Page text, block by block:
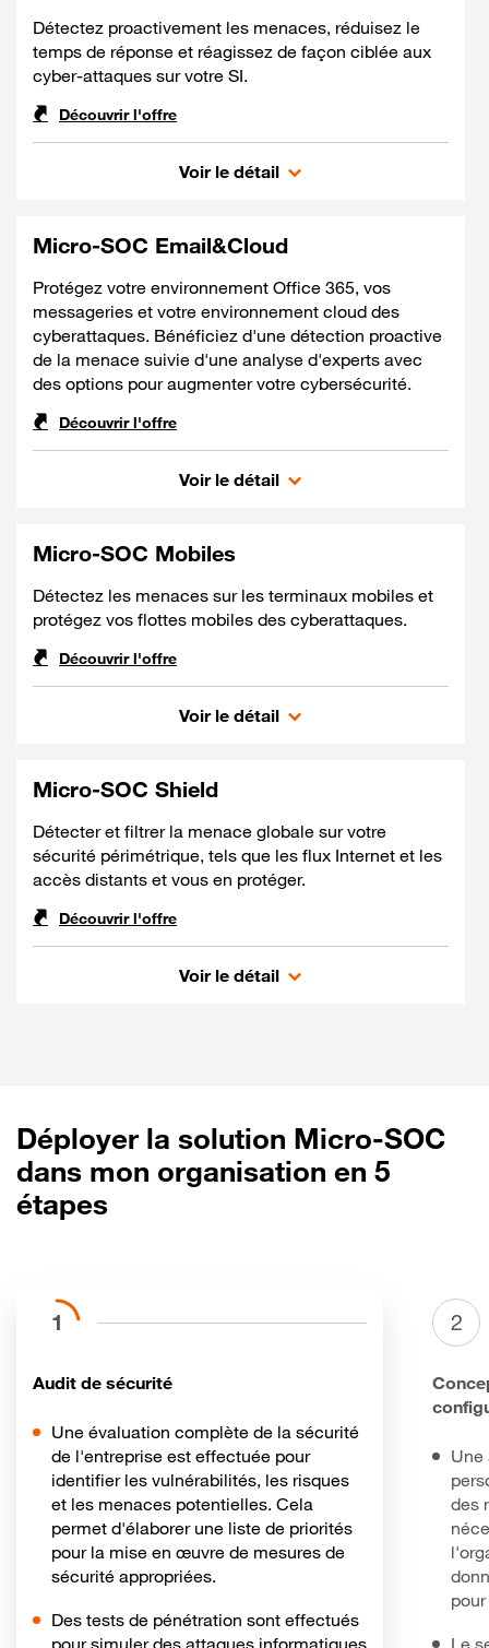
Détectez proactivement les menaces, réduisez le
temps de réponse et réagissez de façon ciblée aux
cyber-attaques sur votre SI.
Découvrir l'offre
Voir le détailMicro-SOC Poste de
Micro-SOC Email&Cloud
Protégez votre environnement Office 365, vos
messageries et votre environnement cloud des
cyberattaques. Bénéficiez d'une détection proactive
de la menace suivie d'une analyse d'experts avec
des options pour augmenter votre cybersécurité.
Découvrir l'offre
Voir le détailMicro-SOC Email&Cloud
Micro-SOC Mobiles
Détectez les menaces sur les terminaux mobiles et
protégez vos flottes mobiles des cyberattaques.
Découvrir l'offre
Voir le détailMicro-SOC Mobiles
Micro-SOC Shield
Détecter et filtrer la menace globale sur votre
sécurité périmétrique, tels que les flux Internet et les
accès distants et vous en protéger.
Découvrir l'offre
Voir le détailMicro-SOC Shield
Déployer la solution Micro-SOC
dans mon organisation en 5
étapes
1
Audit de sécurité
Une évaluation complète de la sécurité
de l'entreprise est effectuée pour
identifier les vulnérabilités, les risques
et les menaces potentielles. Cela
permet d'élaborer une liste de priorités
pour la mise en œuvre de mesures de
sécurité appropriées.
Des tests de pénétration sont effectués
pour simuler des attaques informatiques
2
Une
des
Le